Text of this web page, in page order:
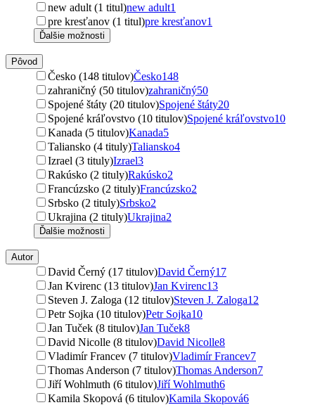
new adult (1 titul)new adult1
pre kresťanov (1 titul)pre kresťanov1
Ďalšie možnosti
Pôvod
Česko (148 titulov)Česko148
zahraničný (50 titulov)zahraničný50
Spojené štáty (20 titulov)Spojené štáty20
Spojené kráľovstvo (10 titulov)Spojené kráľovstvo10
Kanada (5 titulov)Kanada5
Taliansko (4 tituly)Taliansko4
Izrael (3 tituly)Izrael3
Rakúsko (2 tituly)Rakúsko2
Francúzsko (2 tituly)Francúzsko2
Srbsko (2 tituly)Srbsko2
Ukrajina (2 tituly)Ukrajina2
Ďalšie možnosti
Autor
David Černý (17 titulov)David Černý17
Jan Kvirenc (13 titulov)Jan Kvirenc13
Steven J. Zaloga (12 titulov)Steven J. Zaloga12
Petr Sojka (10 titulov)Petr Sojka10
Jan Tuček (8 titulov)Jan Tuček8
David Nicolle (8 titulov)David Nicolle8
Vladimír Francev (7 titulov)Vladimír Francev7
Thomas Anderson (7 titulov)Thomas Anderson7
Jiří Wohlmuth (6 titulov)Jiří Wohlmuth6
Kamila Skopová (6 titulov)Kamila Skopová6